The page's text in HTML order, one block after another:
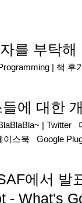
를 부탁해
| 책 후
에 대한
| Twitter
이스북 Google
에서 발
- What's